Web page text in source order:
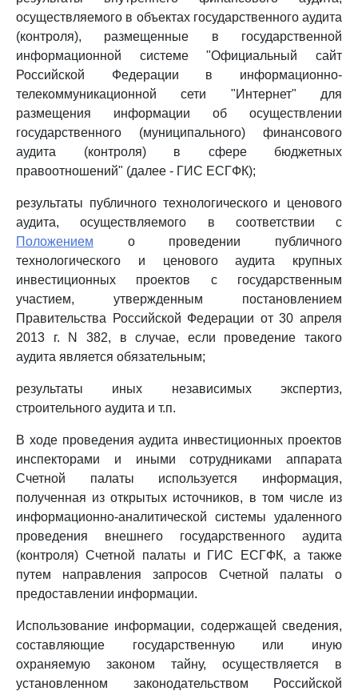
осуществляемого в объектах государственного аудита
(контроля), размещенные в государственной
информационной системе "Официальный сайт
Российской Федерации в информационно-
телекоммуникационной сети "Интернет" для
размещения информации об осуществлении
государственного (муниципального) финансового
аудита (контроля) в сфере бюджетных
правоотношений" (далее - ГИС ЕСГФК);
результаты публичного технологического и ценового
аудита, осуществляемого в соответствии с
Положением о проведении публичного
технологического и ценового аудита крупных
инвестиционных проектов с государственным
участием, утвержденным постановлением
Правительства Российской Федерации от 30 апреля
2013 г. N 382, в случае, если проведение такого
аудита является обязательным;
результаты иных независимых экспертиз,
строительного аудита и т.п.
В ходе проведения аудита инвестиционных проектов
инспекторами и иными сотрудниками аппарата
Счетной палаты используется информация,
полученная из открытых источников, в том числе из
информационно-аналитической системы удаленного
проведения внешнего государственного аудита
(контроля) Счетной палаты и ГИС ЕСГФК, а также
путем направления запросов Счетной палаты о
предоставлении информации.
Использование информации, содержащей сведения,
составляющие государственную или иную
охраняемую законом тайну, осуществляется в
установленном законодательством Российской